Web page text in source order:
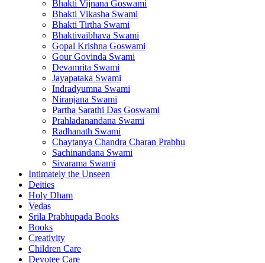
Bhakti Vijnana Goswami
Bhakti Vikasha Swami
Bhakti Tirtha Swami
Bhaktivaibhava Swami
Gopal Krishna Goswami
Gour Govinda Swami
Devamrita Swami
Jayapataka Swami
Indradyumna Swami
Niranjana Swami
Partha Sarathi Das Goswami
Prahladanandana Swami
Radhanath Swami
Chaytanya Chandra Charan Prabhu
Sachinandana Swami
Sivarama Swami
Intimately the Unseen
Deities
Holy Dham
Vedas
Srila Prabhupada Books
Books
Creativity
Children Care
Devotee Care